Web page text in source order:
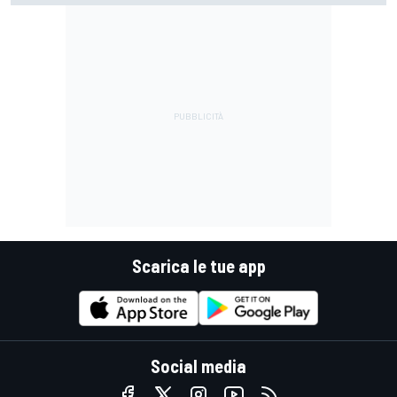
stessa"
Scarica le tue app
Social media